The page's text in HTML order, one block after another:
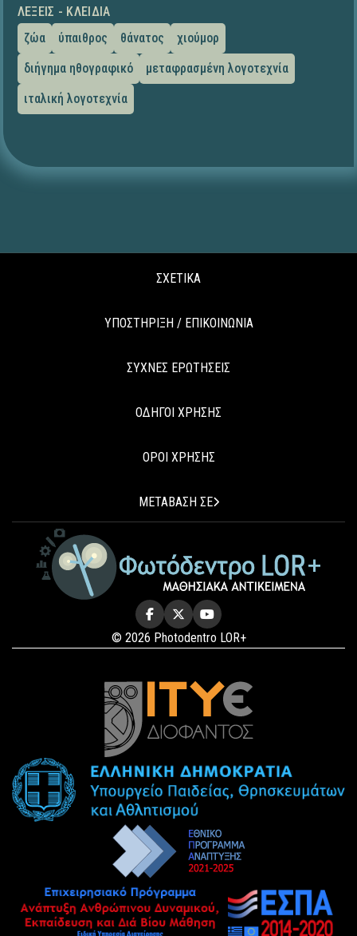
ΛΈΞΕΙΣ - ΚΛΕΙΔΙΆ
ζώα
ύπαιθρος θάνατος
χιούμορ
διήγημα ηθογραφικό
μεταφρασμένη λογοτεχνία
ιταλική λογοτεχνία
ΣΧΕΤΙΚΑ
ΥΠΟΣΤΗΡΙΞΗ / ΕΠΙΚΟΙΝΩΝΙΑ
ΣΥΧΝΕΣ ΕΡΩΤΗΣΕΙΣ
ΟΔΗΓΟΙ ΧΡΗΣΗΣ
ΟΡΟΙ ΧΡΗΣΗΣ
ΜΕΤΑΒΑΣΗ ΣΕ
© 2026 Photodentro LOR+